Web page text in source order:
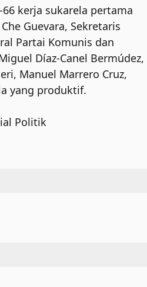
kerja sukarela pertama
Guevara, Sekretaris
Partai Komunis dan
Díaz-Canel Bermúdez,
Manuel Marrero Cruz,
yang produktif.
Politik